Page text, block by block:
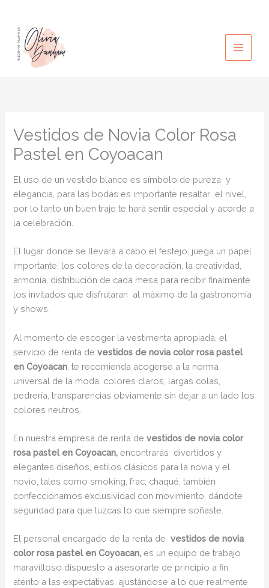
contenido
Vestidos de Novia Color Rosa
Pastel en Coyoacan
El uso de un vestido blanco es símbolo de pureza y
elegancia, para las bodas es importante resaltar el nivel,
por lo tanto un buen traje te hará sentir especial y acorde a
la celebración.
El lugar donde se llevará a cabo el festejo, juega un papel
importante, los colores de la decoración, la creatividad,
armonía, distribución de cada mesa para recibir finalmente
los invitados que disfrutaran al máximo de la gastronomía
y shows.
Al momento de escoger la vestimenta apropiada, el
servicio de renta devestidos de novia color rosa pastel
en Coyoacan , te recomienda acogerse a la norma
universal de la moda, colores claros, largas colas,
pedrería, transparencias obviamente sin dejar a un lado los
colores neutros.
En nuestra empresa de renta devestidos de novia color
rosa pastel en Coyoacan,encontrarás divertidos y
elegantes diseños, estilos clásicos para la novia y el
novio, tales como smoking, frac, chaqué, también
confeccionamos exclusividad con movimiento, dándote
seguridad para que luzcas lo que siempre soñaste.
El personal encargado de la renta devestidos de novia
color rosa pastel en Coyoacan, es un equipo de trabajo
maravilloso dispuesto a asesorarte de principio a fin,
atento a las expectativas, ajustándose a lo que realmente